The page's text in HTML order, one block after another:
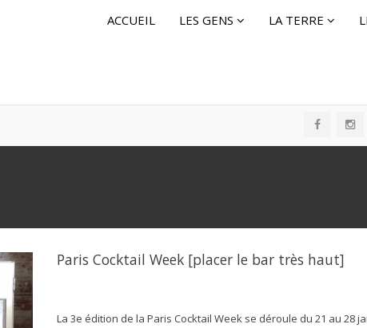
ACCUEIL LES GENS LA TERRE
Paris Cocktail Week [placer le bar très haut]
La 3e édition de la Paris Cocktail Week se déroule du 21 au 28